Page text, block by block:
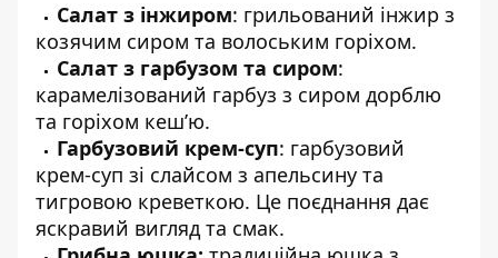
Салат з інжиром: грильований інжир з
козячим сиром та волоським горіхом.
Салат з гарбузом та сиром:
карамелізований гарбуз з сиром дорблю
та горіхом кеш’ю.
Гарбузовий крем-суп: гарбузовий
крем-суп зі слайсом з апельсину та
тигровою креветкою. Це поєднання дає
яскравий вигляд та смак.